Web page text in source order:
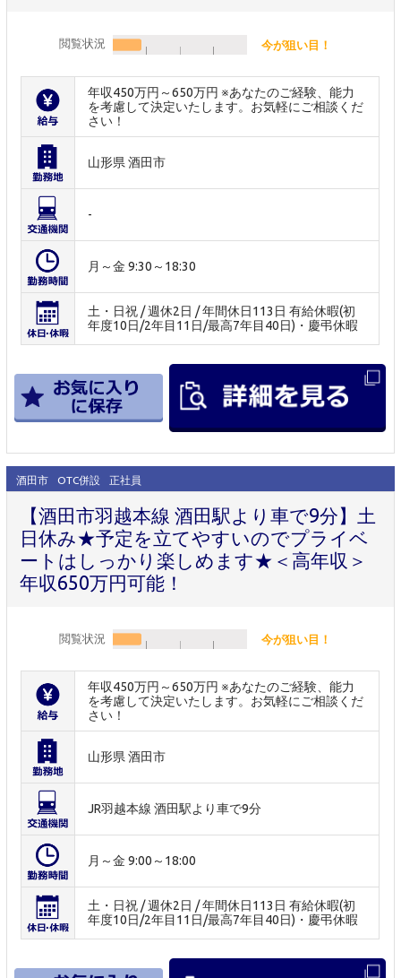
閲覧状況 今が狙い目！
年収450万円～650万円 ※あなたのご経験、能力
を考慮して決定いたします。お気軽にご相談くだ
さい！
山形県 酒田市
-
月～金 9:30～18:30
土・日祝 / 週休2日 / 年間休日113日 有給休暇(初
年度10日/2年目11日/最高7年目40日)・慶弔休暇
酒田市 OTC併設 正社員
【酒田市羽越本線 酒田駅より車で9分】土
日休み★予定を立てやすいのでプライベ
ートはしっかり楽しめます★＜高年収＞
年収650万円可能！
閲覧状況 今が狙い目！
年収450万円～650万円 ※あなたのご経験、能力
を考慮して決定いたします。お気軽にご相談くだ
さい！
山形県 酒田市
JR羽越本線 酒田駅より車で9分
月～金 9:00～18:00
土・日祝 / 週休2日 / 年間休日113日 有給休暇(初
年度10日/2年目11日/最高7年目40日)・慶弔休暇